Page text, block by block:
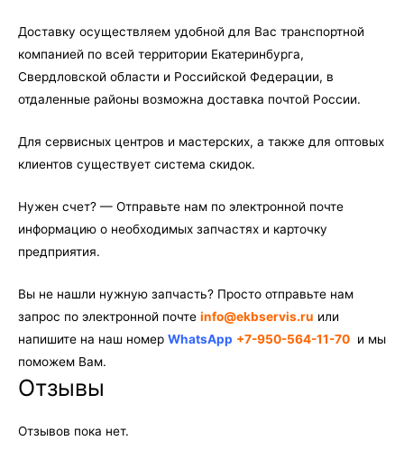
Доставку осуществляем удобной для Вас транспортной
компанией по всей территории Екатеринбурга,
Свердловской области и Российской Федерации, в
отдаленные районы возможна доставка почтой России.
Для сервисных центров и мастерских, а также для оптовых
клиентов существует система скидок.
Нужен счет? — Отправьте нам по электронной почте
информацию о необходимых запчастях и карточку
предприятия.
Вы не нашли нужную запчасть? Просто отправьте нам
запрос по электронной почте info@ekbservis.ru или
напишите на наш номер WhatsApp +7-950-564-11-70 и мы
поможем Вам.
Отзывы
Отзывов пока нет.